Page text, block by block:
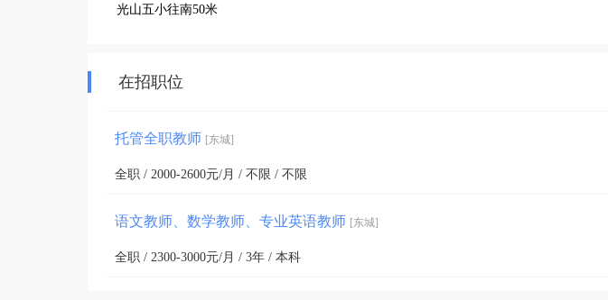
光山五小往南50米
在招职位
托管全职教师 [东城]
全职 / 2000-2600元/月 / 不限 / 不限
语文教师、数学教师、专业英语教师 [东城]
全职 / 2300-3000元/月 / 3年 / 本科